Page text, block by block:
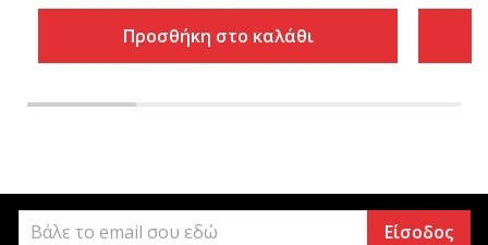
Προσθήκη στο καλάθι
Είσοδος